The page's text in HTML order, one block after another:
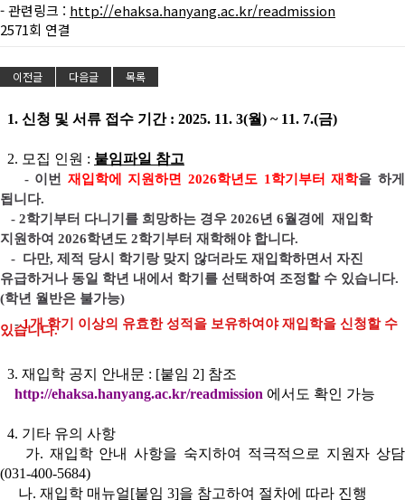
- 관련링크 : http://ehaksa.hanyang.ac.kr/readmission
2571회 연결
이전글 다음글 목록
1. 신청 및 서류 접수 기간 : 2025. 11. 3(월) ~ 11. 7.(금)
2. 모집 인원 : 붙임파일 참고
- 이번 재입학에 지원하면 2026학년도 1학기부터 재학을 하게
됩니다.
- 2학기부터 다니기를 희망하는 경우 2026년 6월경에 재입학
지원하여 2026학년도 2학기부터 재학해야 합니다.
- 다만, 제적 당시 학기랑 맞지 않더라도 재입학하면서 자진
유급하거나 동일 학년 내에서 학기를 선택하여 조정할 수 있습니다.
(학년 월반은 불가능)
-1개 학기 이상의 유효한 성적을 보유하여야 재입학을 신청할 수
있습니다.
3. 재입학 공지 안내문 : [붙임 2] 참조
http://ehaksa.hanyang.ac.kr/readmission 에서도 확인 가능
4. 기타 유의 사항
가. 재입학 안내 사항을 숙지하여 적극적으로 지원자 상담
(031-400-5684)
나. 재입학 매뉴얼[붙임 3]을 참고하여 절차에 따라 진행